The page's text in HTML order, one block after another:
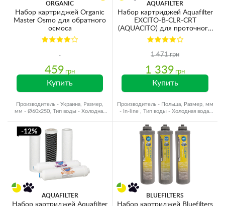
ORGANIC
Набор картриджей Organic
Master Osmo для обратного
осмоса
459 грн
Купить
Производитель - Украина, Размер,
мм - Ø60x250, Тип воды - Холодная
AQUAFILTER
Набор картриджей Aquafilter
EXCITO-B-CLR-CRT
(AQUACITO) для проточного
фильтра EXCITO
(быстросъемный фитинг)
1 471 грн
1 339 грн
Купить
Производитель - Польша, Размер, мм
- In-line , Тип воды - Холодная вода,
-12%
AQUAFILTER
Набор картриджей Aquafilter
BLUEFILTERS
Набор картриджей Bluefilters